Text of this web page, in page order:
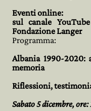
Eventi online:
sul canale
Fondazione Langer
Programma:
Albania 1990-2020:
memoria
Riflessioni,
Sabato 5 dicembre,